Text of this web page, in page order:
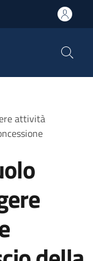
attività